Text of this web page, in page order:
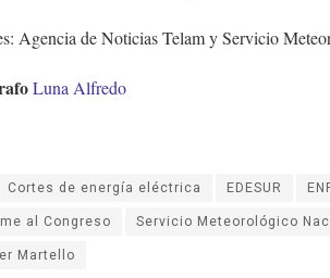
Agencia de Noticias Telam y Servicio
Luna Alfredo
Cortes de energía eléctrica EDESUR
al Congreso
Servicio Meteorológico
Martello